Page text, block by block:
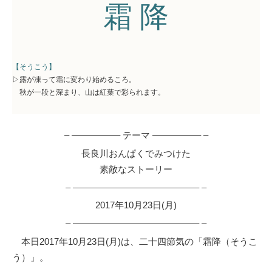
霜 降
【そうこう】
▷露が凍って霜に変わり始めるころ。
秋が一段と深まり、山は紅葉で彩られます。
– –––––––––– テーマ –––––––––– –
長良川おんぱくでみつけた
素敵なストーリー
– –––––––––––––––––––––––––– –
2017年10月23日(月)
– –––––––––––––––––––––––––– –
本日2017年10月23日(月)は、二十四節気の「霜降（そうこ
う）」。